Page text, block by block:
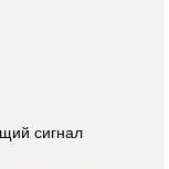
сигнал